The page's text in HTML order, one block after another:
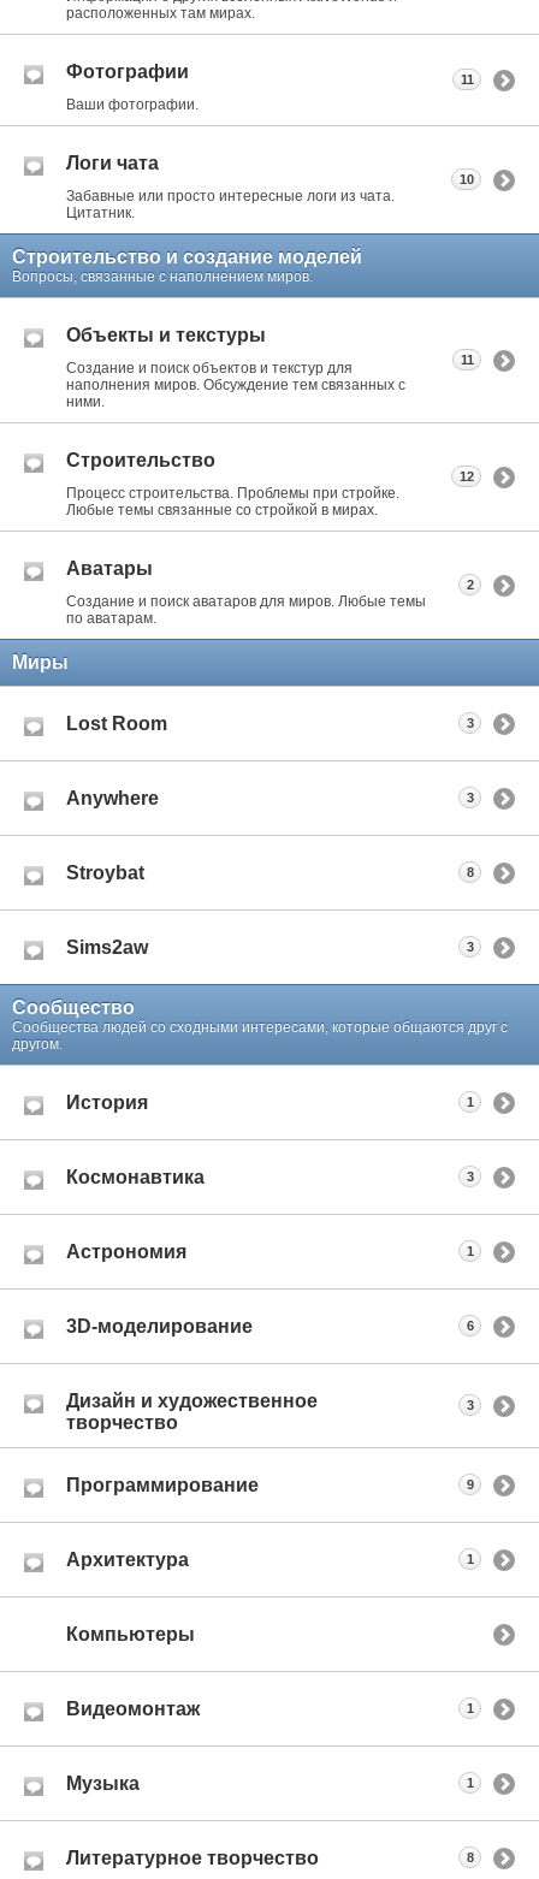
расположенных там мирах.
Фотографии
Ваши фотографии.
11
Логи чата
Забавные или просто интересные логи из чата.
Цитатник.
10
Строительство и создание моделей
Вопросы, связанные с наполнением миров.
Объекты и текстуры
Создание и поиск объектов и текстур для
наполнения миров. Обсуждение тем связанных с
ними.
11
Строительство
Процесс строительства. Проблемы при стройке.
Любые темы связанные со стройкой в мирах.
12
Аватары
Создание и поиск аватаров для миров. Любые темы
по аватарам.
2
Миры
Lost Room 3
Anywhere 3
Stroybat 8
Sims2aw 3
Сообщество
Сообщества людей со сходными интересами, которые общаются друг с
другом.
История 1
Космонавтика 3
Астрономия 1
3D-моделирование 6
Дизайн и художественное
творчество
3
Программирование 9
Архитектура 1
Компьютеры
Видеомонтаж 1
Музыка 1
Литературное творчество 8